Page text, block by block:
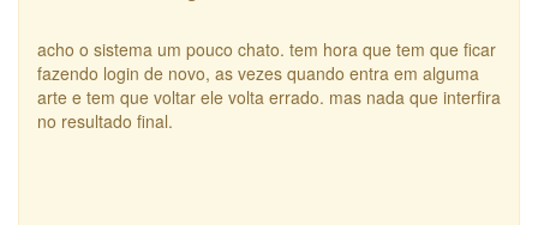
acho o sistema um pouco chato. tem hora que tem que ficar
fazendo login de novo, as vezes quando entra em alguma
arte e tem que voltar ele volta errado. mas nada que interfira
no resultado final.